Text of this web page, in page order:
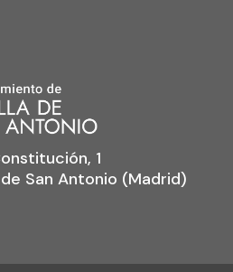
1
San Antonio (Madrid)